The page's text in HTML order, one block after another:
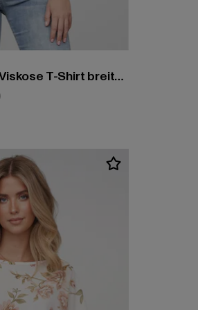
Cloud5ive Damen Viskose T-Shirt breiter Bund & offene Schulter
14,99
Aktionspreis: EUR 19,99